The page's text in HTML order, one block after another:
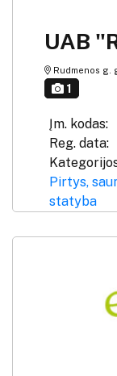
UAB
Rudmenos g.
1
Įm. kodas:
Reg. data:
Pirtys,
statyba